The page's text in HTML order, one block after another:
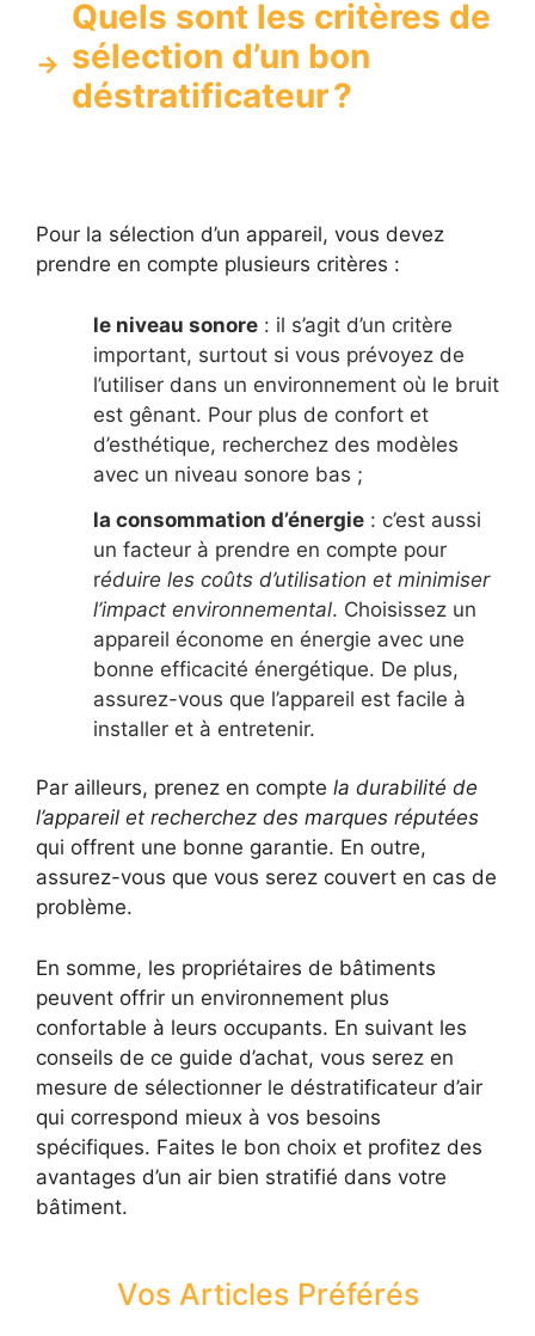
Quels sont les critères de
sélection d’un bon
déstratificateur ?
Pour la sélection d’un appareil, vous devez
prendre en compte plusieurs critères :
le niveau sonore : il s’agit d’un critère
important, surtout si vous prévoyez de
l’utiliser dans un environnement où le bruit
est gênant. Pour plus de confort et
d’esthétique, recherchez des modèles
avec un niveau sonore bas ;
la consommation d’énergie : c’est aussi
un facteur à prendre en compte pour
réduire les coûts d’utilisation et minimiser
l’impact environnemental. Choisissez un
appareil économe en énergie avec une
bonne efficacité énergétique. De plus,
assurez-vous que l’appareil est facile à
installer et à entretenir.
Par ailleurs, prenez en compte la durabilité de
l’appareil et recherchez des marques réputées
qui offrent une bonne garantie. En outre,
assurez-vous que vous serez couvert en cas de
problème.
En somme, les propriétaires de bâtiments
peuvent offrir un environnement plus
confortable à leurs occupants. En suivant les
conseils de ce guide d’achat, vous serez en
mesure de sélectionner le déstratificateur d’air
qui correspond mieux à vos besoins
spécifiques. Faites le bon choix et profitez des
avantages d’un air bien stratifié dans votre
bâtiment.
Vos Articles Préférés